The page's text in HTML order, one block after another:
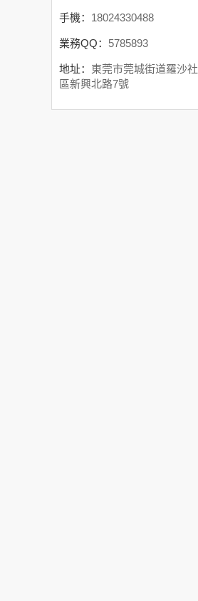
手機： 18024330488
業務QQ： 5785893
地址： 東莞市莞城街道羅沙社
區新興北路7號